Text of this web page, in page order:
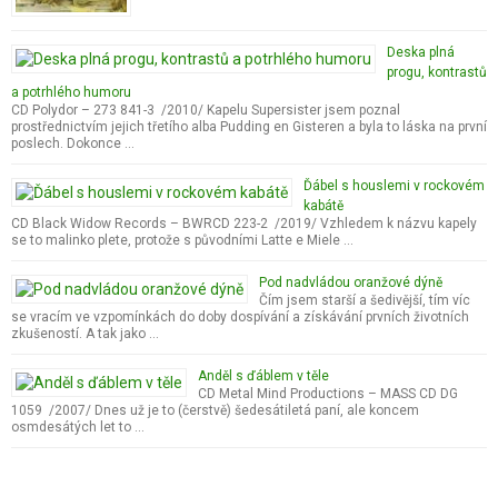
Deska plná
progu, kontrastů
a potrhlého humoru
CD Polydor – 273 841-3 /2010/ Kapelu Supersister jsem poznal
prostřednictvím jejich třetího alba Pudding en Gisteren a byla to láska na první
poslech. Dokonce …
Ďábel s houslemi v rockovém
kabátě
CD Black Widow Records – BWRCD 223-2 /2019/ Vzhledem k názvu kapely
se to malinko plete, protože s původními Latte e Miele …
Pod nadvládou oranžové dýně
Čím jsem starší a šedivější, tím víc
se vracím ve vzpomínkách do doby dospívání a získávání prvních životních
zkušeností. A tak jako …
Anděl s ďáblem v těle
CD Metal Mind Productions – MASS CD DG
1059 /2007/ Dnes už je to (čerstvě) šedesátiletá paní, ale koncem
osmdesátých let to …